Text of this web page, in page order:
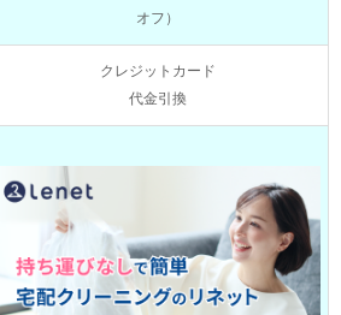
オフ）
クレジットカード
代金引換